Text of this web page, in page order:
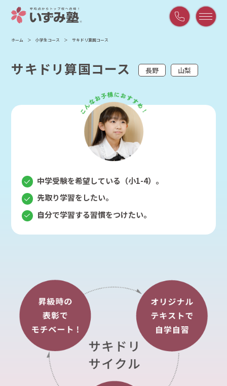
～
21:00
ホーム 小学生コース サキドリ算国コース
サキドリ算国コース 長野 山梨
中学受験を希望している（小1-4）。
先取り学習をしたい。
自分で学習する習慣をつけたい。